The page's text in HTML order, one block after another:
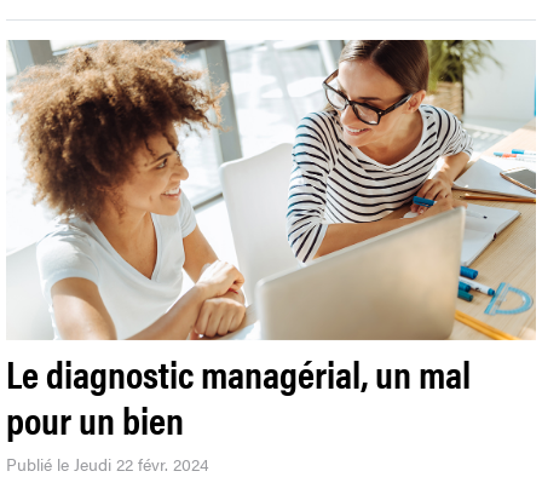
Le diagnostic managérial, un mal
pour un bien
Publié le Jeudi 22 févr. 2024